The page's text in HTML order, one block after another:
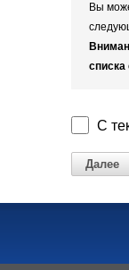
Вы
списка
С
Далее